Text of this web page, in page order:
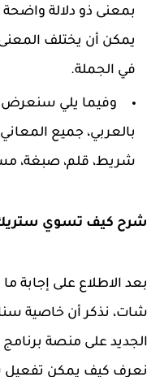
بمعنى ذو دلالة
يمكن أن يختلف
في الجملة.
وفيما يلي
بالعربي، جميع
شريط، قلم، صبغة،
شرح كيف تسوي
بعد الاطلاع على
شات، نذكر أن خاصية
الجديد على منصة
نعرف كيف يمكن تفعيل